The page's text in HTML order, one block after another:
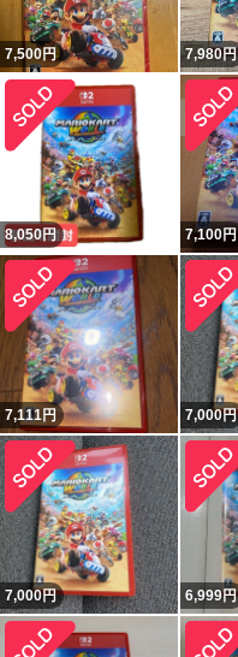
7,500円 7,980円
8,050円 7,100円
7,111円 7,000円
7,000円 6,999円